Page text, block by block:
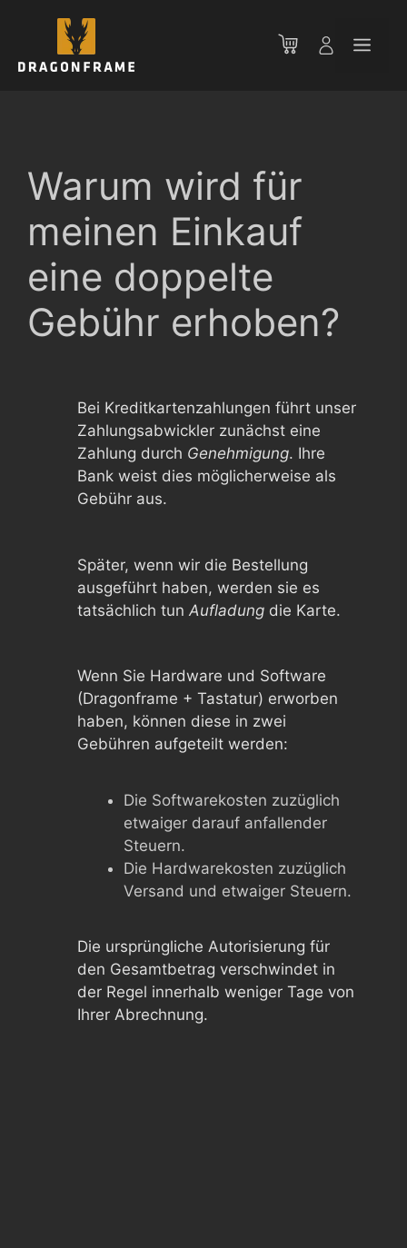
springen
Warum wird für
meinen Einkauf
eine doppelte
Gebühr erhoben?
Bei Kreditkartenzahlungen führt unser
Zahlungsabwickler zunächst eine
Zahlung durch Genehmigung. Ihre
Bank weist dies möglicherweise als
Gebühr aus.
Später, wenn wir die Bestellung
ausgeführt haben, werden sie es
tatsächlich tun Aufladung die Karte.
Wenn Sie Hardware und Software
(Dragonframe + Tastatur) erworben
haben, können diese in zwei
Gebühren aufgeteilt werden:
Die Softwarekosten zuzüglich
etwaiger darauf anfallender
Steuern.
Die Hardwarekosten zuzüglich
Versand und etwaiger Steuern.
Die ursprüngliche Autorisierung für
den Gesamtbetrag verschwindet in
der Regel innerhalb weniger Tage von
Ihrer Abrechnung.